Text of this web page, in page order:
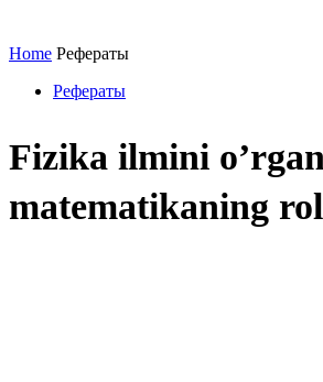
Home Рефераты
Рефераты
Fizika ilmini
matematikaning